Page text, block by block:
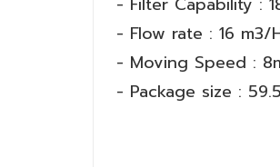
- Flow rate : 16 m3/
- Moving Speed :
- Package size :